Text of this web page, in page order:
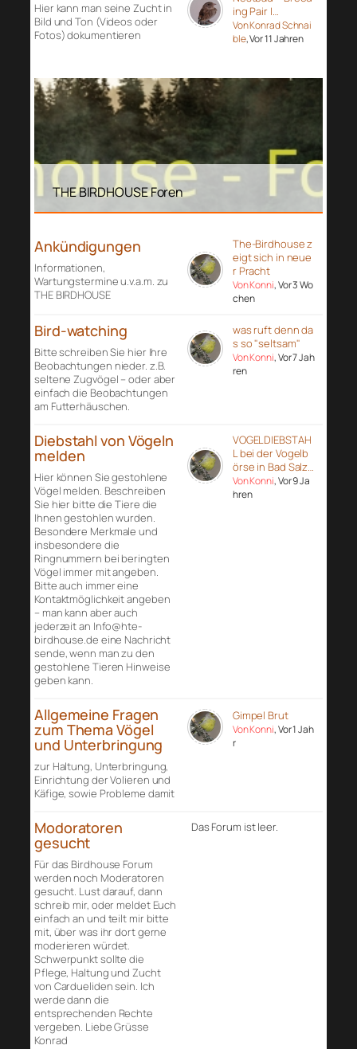
Hier kann man seine Zucht in
Bild und Ton (Videos oder
Fotos) dokumentieren
ing Pair I…
Von Konrad Schnai
ble, Vor 11 Jahren
THE BIRDHOUSE Foren
Ankündigungen
Informationen,
Wartungstermine u.v.a.m. zu
THE BIRDHOUSE
The-Birdhouse z
eigt sich in neue
r Pracht
Von Konni, Vor 3 Wo
chen
Bird-watching
Bitte schreiben Sie hier Ihre
Beobachtungen nieder. z.B.
seltene Zugvögel – oder aber
einfach die Beobachtungen
am Futterhäuschen.
was ruft denn da
s so "seltsam"
Von Konni, Vor 7 Jah
ren
Diebstahl von Vögeln
melden
Hier können Sie gestohlene
Vögel melden. Beschreiben
Sie hier bitte die Tiere die
Ihnen gestohlen wurden.
Besondere Merkmale und
insbesondere die
Ringnummern bei beringten
Vögel immer mit angeben.
Bitte auch immer eine
Kontaktmöglichkeit angeben
– man kann aber auch
jederzeit an Info@hte-
birdhouse.de eine Nachricht
sende, wenn man zu den
gestohlene Tieren Hinweise
geben kann.
VOGELDIEBSTAH
L bei der Vogelb
örse in Bad Salz…
Von Konni, Vor 9 Ja
hren
Allgemeine Fragen
zum Thema Vögel
und Unterbringung
zur Haltung, Unterbringung,
Einrichtung der Volieren und
Käfige, sowie Probleme damit
Gimpel Brut
Von Konni, Vor 1 Jah
r
Modoratoren
gesucht
Für das Birdhouse Forum
werden noch Moderatoren
gesucht. Lust darauf, dann
schreib mir, oder meldet Euch
einfach an und teilt mir bitte
mit, über was ihr dort gerne
moderieren würdet.
Schwerpunkt sollte die
Pflege, Haltung und Zucht
von Cardueliden sein. Ich
werde dann die
entsprechenden Rechte
vergeben. Liebe Grüsse
Konrad
Das Forum ist leer.